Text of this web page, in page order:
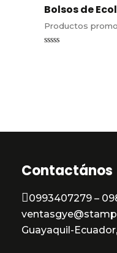
Bolsos de
Productos
Contactános
0993407279 –
Guayaquil-